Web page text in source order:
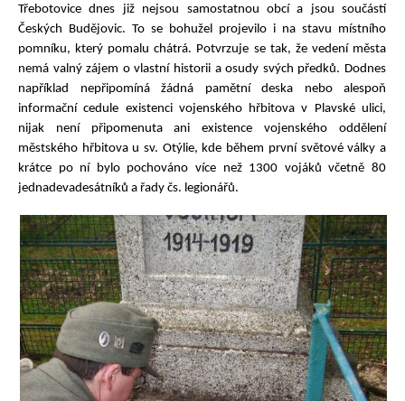
Třebotovice dnes již nejsou samostatnou obcí a jsou součástí
Českých Budějovic. To se bohužel projevilo i na stavu místního
pomníku, který pomalu chátrá. Potvrzuje se tak, že vedení města
nemá valný zájem o vlastní historii a osudy svých předků. Dodnes
například nepřipomíná žádná pamětní deska nebo alespoň
informační cedule existenci vojenského hřbitova v Plavské ulici,
nijak není připomenuta ani existence vojenského oddělení
městského hřbitova u sv. Otýlie, kde během první světové války a
krátce po ní bylo pochováno více než 1300 vojáků včetně 80
jednadevadesátníků a řady čs. legionářů.